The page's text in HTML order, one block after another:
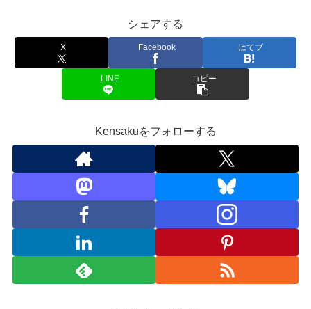
シェアする
X Facebook はてブ
LINE コピー
Kensakuをフォローする